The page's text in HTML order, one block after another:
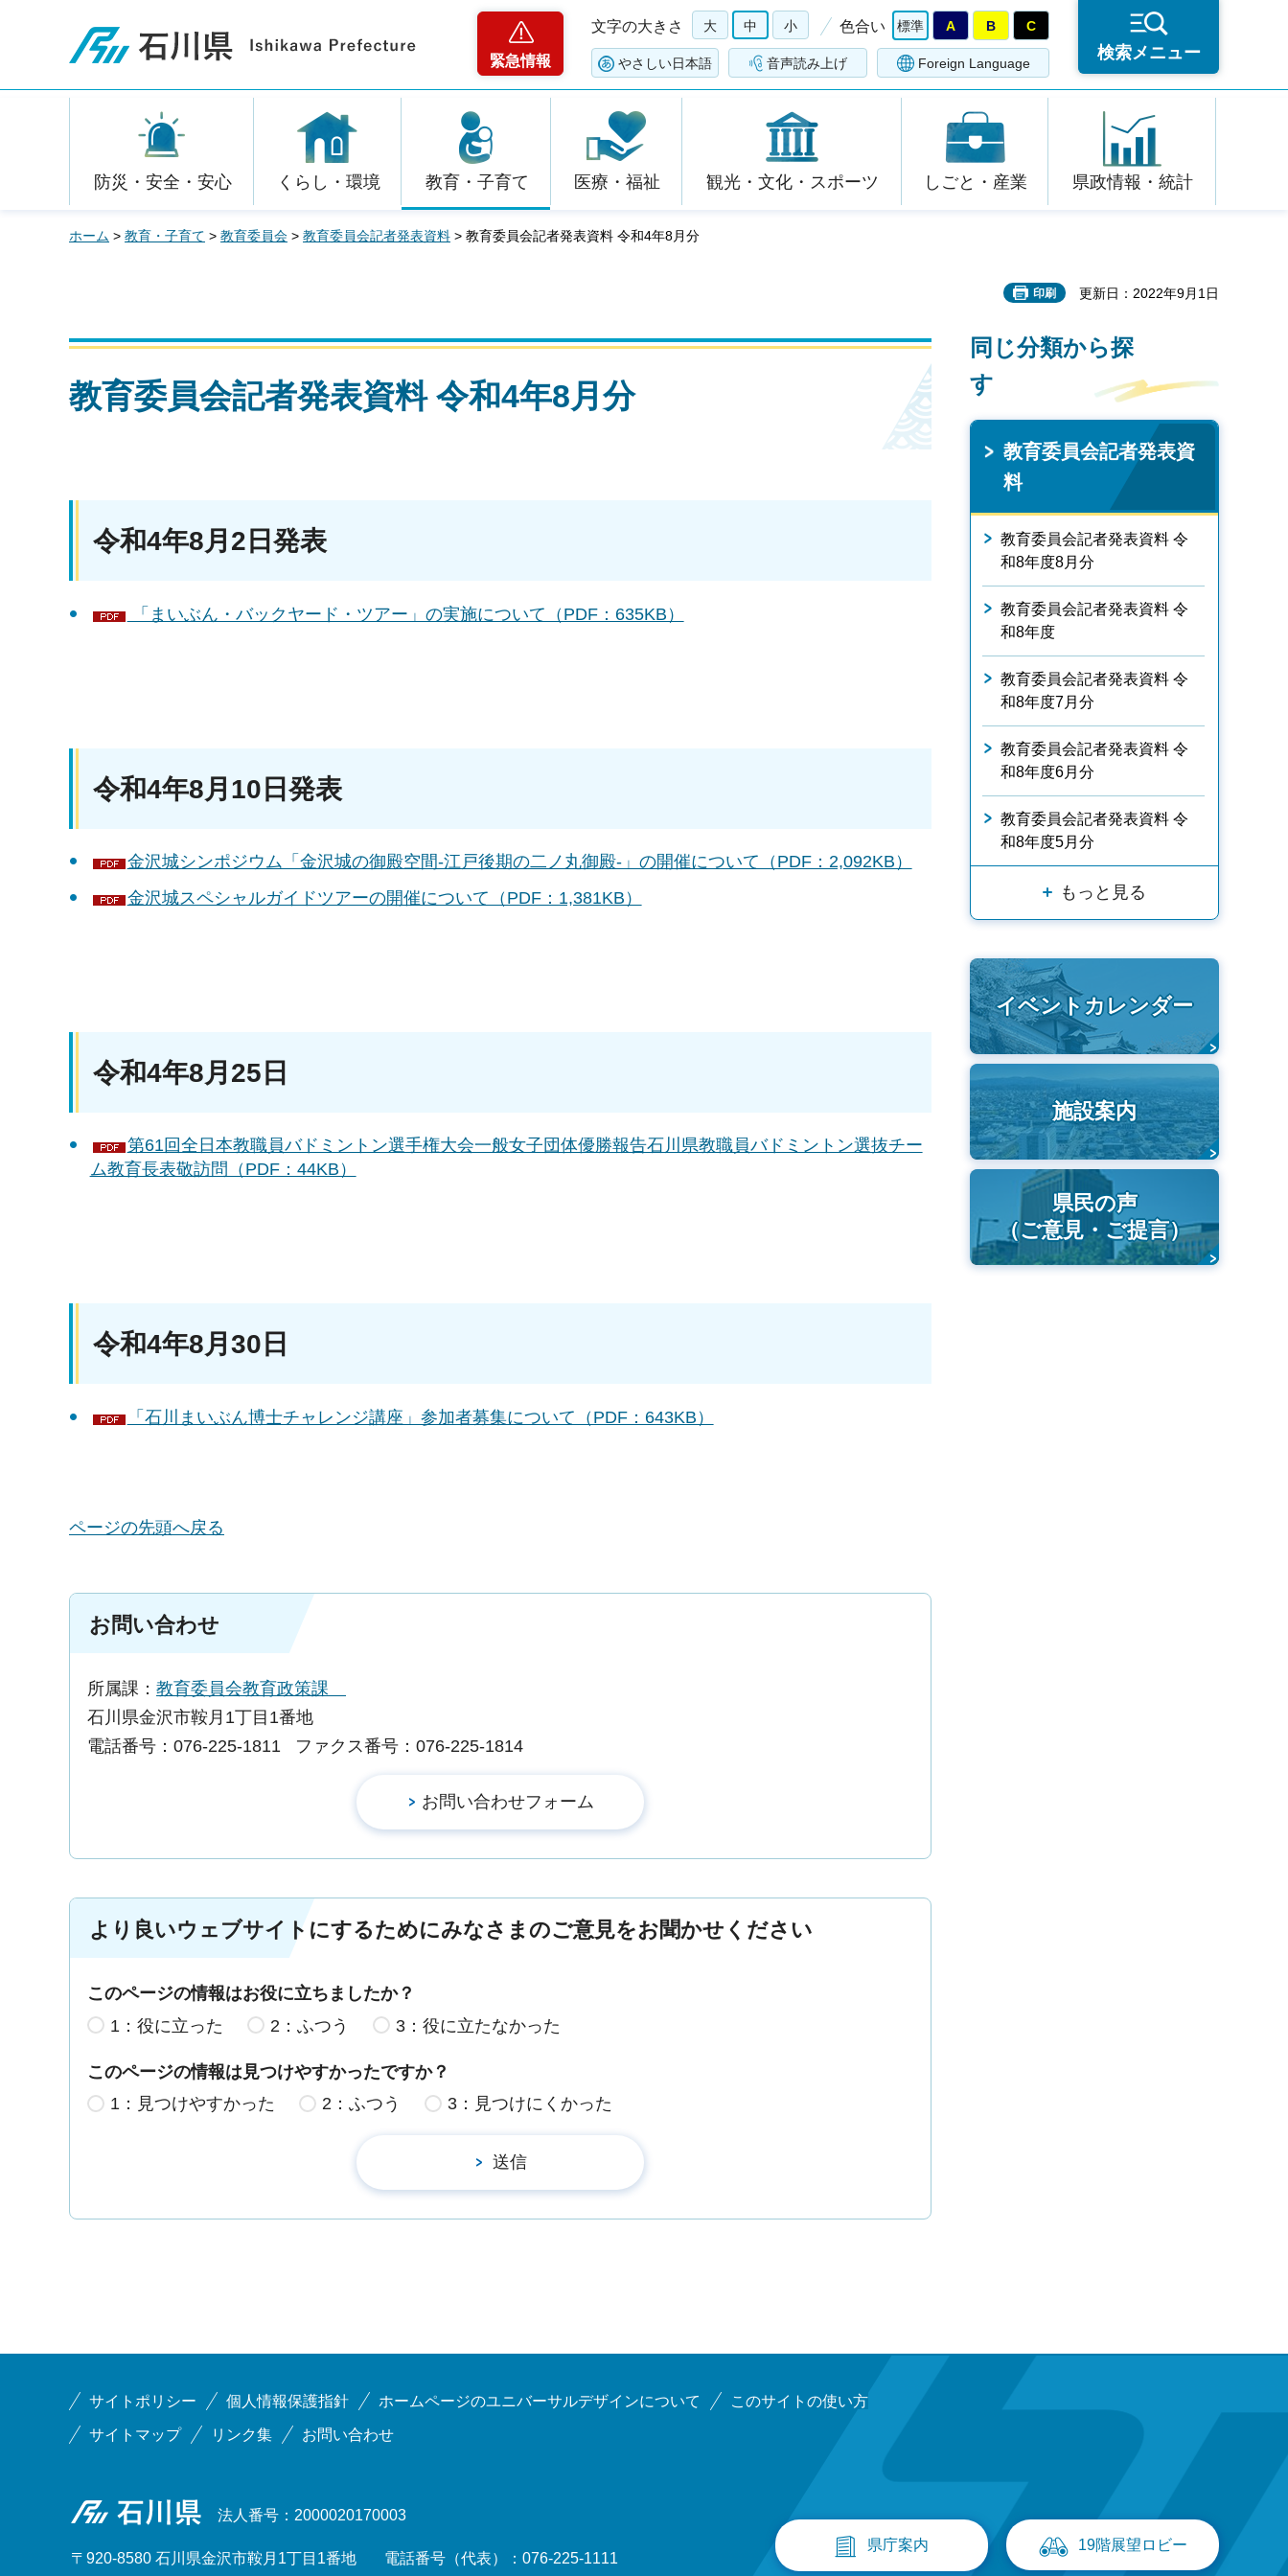
石川県
緊急情報
文字の大きさ 大 中 小 色合い 標準 A B C
やさしい日本語 音声読み上げ Foreign Language
検索メニュー
防災・安全・安心 くらし・環境 教育・子育て 医療・福祉 観光・文化・スポーツ しごと・産業 県政情報・統計
ホーム > 教育・子育て > 教育委員会 > 教育委員会記者発表資料 > 教育委員会記者発表資料 令和4年8月分
印刷 更新日：2022年9月1日
教育委員会記者発表資料 令和4年8月分
令和4年8月2日発表
「まいぶん・バックヤード・ツアー」の実施について（PDF：635KB）
令和4年8月10日発表
金沢城シンポジウム「金沢城の御殿空間-江戸後期の二ノ丸御殿-」の開催について（PDF：2,092KB）
金沢城スペシャルガイドツアーの開催について（PDF：1,381KB）
令和4年8月25日
第61回全日本教職員バドミントン選手権大会一般女子団体優勝報告石川県教職員バドミントン選抜チー
ム教育長表敬訪問（PDF：44KB）
令和4年8月30日
「石川まいぶん博士チャレンジ講座」参加者募集について（PDF：643KB）
ページの先頭へ戻る
お問い合わせ
所属課： 教育委員会教育政策課
石川県金沢市鞍月1丁目1番地
電話番号：076-225-1811
ファクス番号：076-225-1814
より良いウェブサイトにするためにみなさまのご意見をお聞かせください
このページの情報はお役に立ちましたか？
1：役に立った
2：ふつう 3：役に立たなかった
このページの情報は見つけやすかったですか？
1：見つけやすかった
2：ふつう 3：見つけにくかった
同じ分類から探
す
教育委員会記者発表資
料
教育委員会記者発表資料 令
和8年度8月分
教育委員会記者発表資料 令
和8年度
教育委員会記者発表資料 令
和8年度7月分
教育委員会記者発表資料 令
和8年度6月分
教育委員会記者発表資料 令
和8年度5月分
もっと見る
イベントカレンダー
施設案内
県民の声
（ご意見・ご提言）
サイトポリシー 個人情報保護指針 ホームページのユニバーサルデザインについて このサイトの使い方
サイトマップ リンク集 お問い合わせ
石川県 法人番号：2000020170003
〒920-8580 石川県金沢市鞍月1丁目1番地 電話番号（代表）：076-225-1111
県庁案内 19階展望ロビー